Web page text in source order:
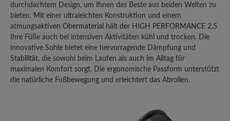
Teilen Sie Ihre Erfahrungen mit anderen
Kunden.
Bewertung schreiben
durchdachtem Design, um Ihnen das Beste aus beiden Welten zu
bieten. Mit einer ultraleichten Konstruktion und einem
atmungsaktiven Obermaterial hält der HIGH PERFORMANCE 2.5
Ihre Füße auch bei intensiven Aktivitäten kühl und trocken. Die
innovative Sohle bietet eine hervorragende Dämpfung und
Stabilität, die sowohl beim Laufen als auch im Alltag für
maximalen Komfort sorgt. Die ergonomische Passform unterstützt
die natürliche Fußbewegung und erleichtert das Abrollen.